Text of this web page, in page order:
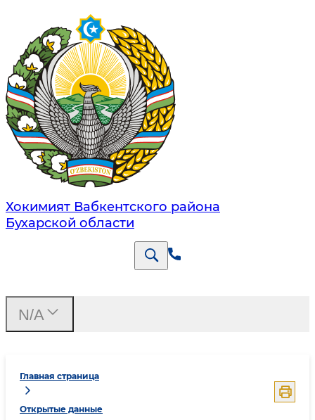
Хокимият Вабкентского района
Бухарской области
Главная страница
Открытые данные
N/A